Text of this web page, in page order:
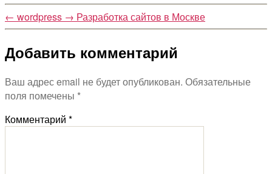
← wordpress → Разработка сайтов в Москве
Добавить комментарий
Ваш адрес email не будет опубликован. Обязательные
поля помечены *
Комментарий *